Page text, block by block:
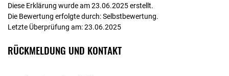
Diese Erklärung wurde am 23.06.2025 erstellt.
Die Bewertung erfolgte durch: Selbstbewertung.
Letzte Überprüfung am: 23.06.2025
RÜCKMELDUNG UND KONTAKT